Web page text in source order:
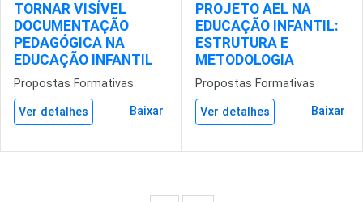
TORNAR VISÍVEL
DOCUMENTAÇÃO
PEDAGÓGICA NA
EDUCAÇÃO INFANTIL
Propostas Formativas
Ver detalhes Baixar
PROJETO AEL NA
EDUCAÇÃO INFANTIL:
ESTRUTURA E
METODOLOGIA
Propostas Formativas
Ver detalhes Baixar